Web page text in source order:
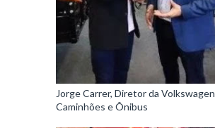
Jorge Carrer, Diretor da Volkswagen
Caminhões e Ônibus